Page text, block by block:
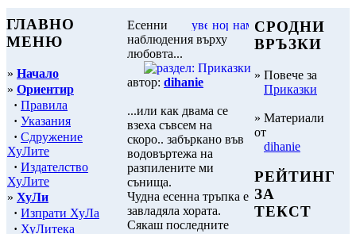
ГЛАВНО
МЕНЮ
» Начало
» Ориентир
· Правила
· Указания
· Сдружение
ХуЛите
· Издателство
ХуЛите
» ХуЛи
· Изпрати ХуЛа
· ХуЛитека
Есенни
наблюдения върху
любовта...
автор: dihanie
...или как двама се
взеха съвсем на
скоро.. забъркано във
водовъртежа на
разпилените ми
сънища.
Чудна есенна тръпка е
завладяла хората.
Сякаш последните
СРОДНИ
ВРЪЗКИ
» Повече за
Приказки
» Материали
от
dihanie
РЕЙТИНГ
ЗА
ТЕКСТ